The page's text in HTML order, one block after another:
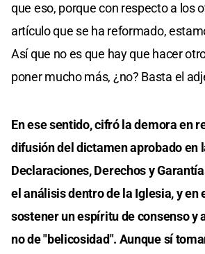
que eso, porque con respecto a los
artículo que se ha reformado,
Así que no es que hay que hacer
poner mucho más, ¿no? Basta el
En ese sentido, cifró la demora en
difusión del dictamen aprobado en
Declaraciones, Derechos y
el análisis dentro de la Iglesia, y en
sostener un espíritu de consenso y
no de "belicosidad". Aunque sí